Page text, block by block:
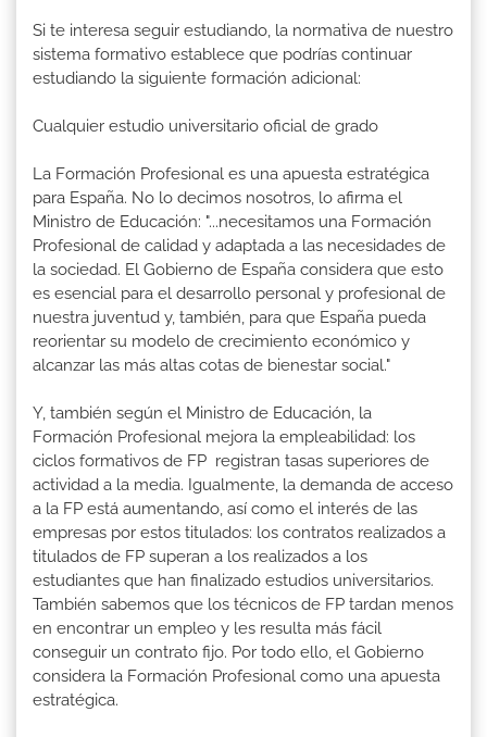
Si te interesa seguir estudiando, la normativa de nuestro
sistema formativo establece que podrías continuar
estudiando la siguiente formación adicional:
Cualquier estudio universitario oficial de grado
La Formación Profesional es una apuesta estratégica
para España. No lo decimos nosotros, lo afirma el
Ministro de Educación: "...necesitamos una Formación
Profesional de calidad y adaptada a las necesidades de
la sociedad. El Gobierno de España considera que esto
es esencial para el desarrollo personal y profesional de
nuestra juventud y, también, para que España pueda
reorientar su modelo de crecimiento económico y
alcanzar las más altas cotas de bienestar social."
Y, también según el Ministro de Educación, la
Formación Profesional mejora la empleabilidad: los
ciclos formativos de FP registran tasas superiores de
actividad a la media. Igualmente, la demanda de acceso
a la FP está aumentando, así como el interés de las
empresas por estos titulados: los contratos realizados a
titulados de FP superan a los realizados a los
estudiantes que han finalizado estudios universitarios.
También sabemos que los técnicos de FP tardan menos
en encontrar un empleo y les resulta más fácil
conseguir un contrato fijo. Por todo ello, el Gobierno
considera la Formación Profesional como una apuesta
estratégica.